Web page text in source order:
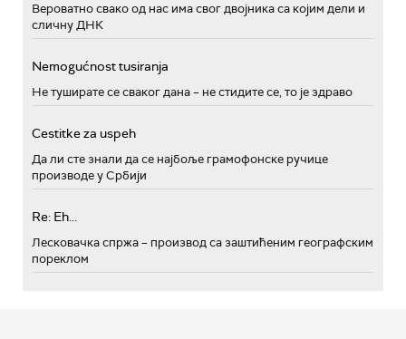
Вероватно свако од нас има свог двојника са којим дели и
сличну ДНК
Nemogućnost tusiranja
Не туширате се сваког дана – не стидите се, то је здраво
Cestitke za uspeh
Да ли сте знали да се најбоље грамофонске ручице
производе у Србији
Re: Eh...
Лесковачка спржа – производ са заштићеним географским
пореклом